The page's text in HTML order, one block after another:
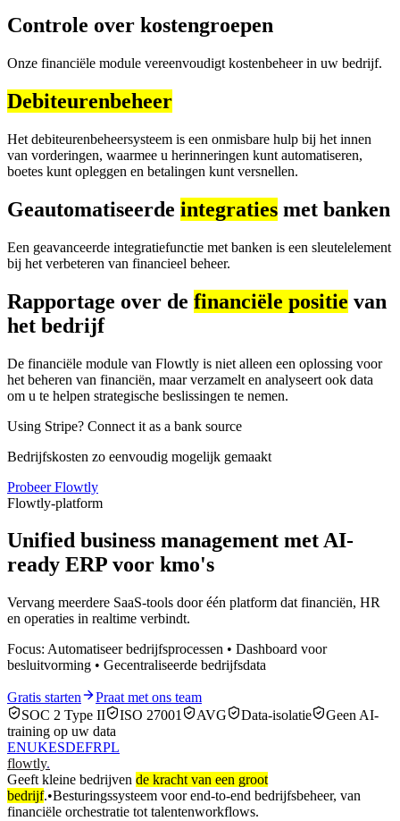
Controle over kostengroepen
Onze financiële module vereenvoudigt kostenbeheer in uw bedrijf.
Debiteurenbeheer
Het debiteurenbeheersysteem is een onmisbare hulp bij het innen
van vorderingen, waarmee u herinneringen kunt automatiseren,
boetes kunt opleggen en betalingen kunt versnellen.
Geautomatiseerde integraties met banken
Een geavanceerde integratiefunctie met banken is een sleutelelement
bij het verbeteren van financieel beheer.
Rapportage over de financiële positie van
het bedrijf
De financiële module van Flowtly is niet alleen een oplossing voor
het beheren van financiën, maar verzamelt en analyseert ook data
om u te helpen strategische beslissingen te nemen.
Using Stripe? Connect it as a bank source
Bedrijfskosten zo eenvoudig mogelijk gemaakt
Probeer Flowtly
Flowtly-platform
Unified business management met AI-
ready ERP voor kmo's
Vervang meerdere SaaS-tools door één platform dat financiën, HR
en operaties in realtime verbindt.
Focus: Automatiseer bedrijfsprocessen • Dashboard voor
besluitvorming • Gecentraliseerde bedrijfsdata
Gratis starten
Praat met ons team
SOC 2 Type II
ISO 27001 AVG Data-isolatie
Geen AI-
training op uw data
ENUKESDEFRPL
flowtly.
Geeft kleine bedrijven de kracht van een groot
bedrijf.•Besturingssysteem voor end-to-end bedrijfsbeheer, van
financiële orchestratie tot talentenworkflows.